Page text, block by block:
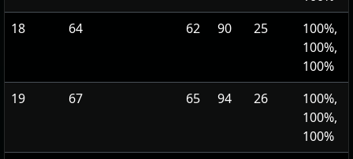
18
64 62 90 25
100%,
100%,
100%
19
67 65 94 26
100%,
100%,
100%